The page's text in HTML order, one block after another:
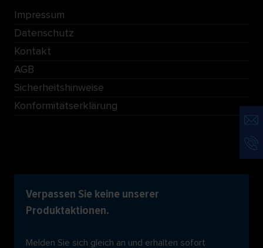
Impressum
Datenschutz
Kontakt
AGB
Sicherheitshinweise
Konformitätserklärung
Verpassen Sie keine unserer
Produktaktionen.
Melden Sie sich gleich an und erhalten sofort